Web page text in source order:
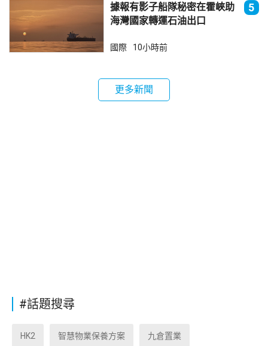
據報有影子船隊秘密在霍峽助
海灣國家轉運石油出口
5
國際 10小時前
更多新聞
#話題搜尋
HK2 智慧物業保養方案 九倉置業